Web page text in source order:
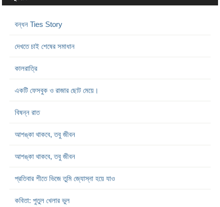
বন্ধন Ties Story
দেখতে চাই শেষের সমাধান
কালরাত্রি
একটি ফেসবুক ও রাজার ছোট মেয়ে।
বিষন্ন রাত
আশঙ্কা থাকবে, তবু জীবন
আশঙ্কা থাকবে, তবু জীবন
প্রতিবার শীতে ভিজে তুমি জ্যোস্না হয়ে যাও
কবিতা: পুতুল খেলার ভুল